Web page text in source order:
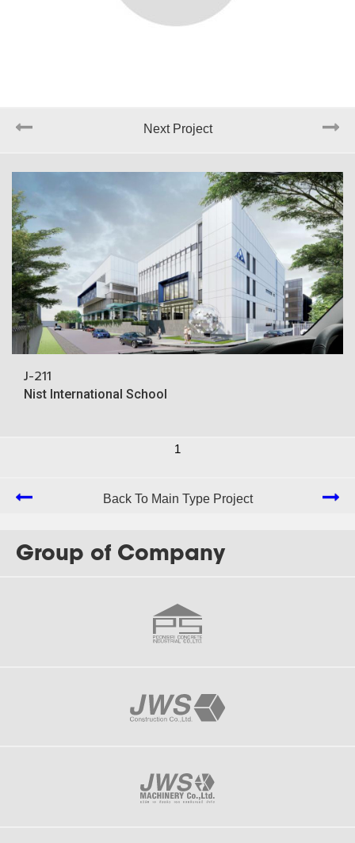
Next Project
J-211
Nist International School
1
Back To Main Type Project
Group of Company